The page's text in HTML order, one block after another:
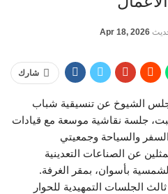
Apr 18, 2026
شارك
الشيوخ عن تنسيقية شباب
جلسة نقاشية موسعة مع قيادات
والسياحة وجمعيتي
عن الصناعات التعدينية
بأسوان، بمقر الغرفة.
الجلسات التمهيدية للحوار